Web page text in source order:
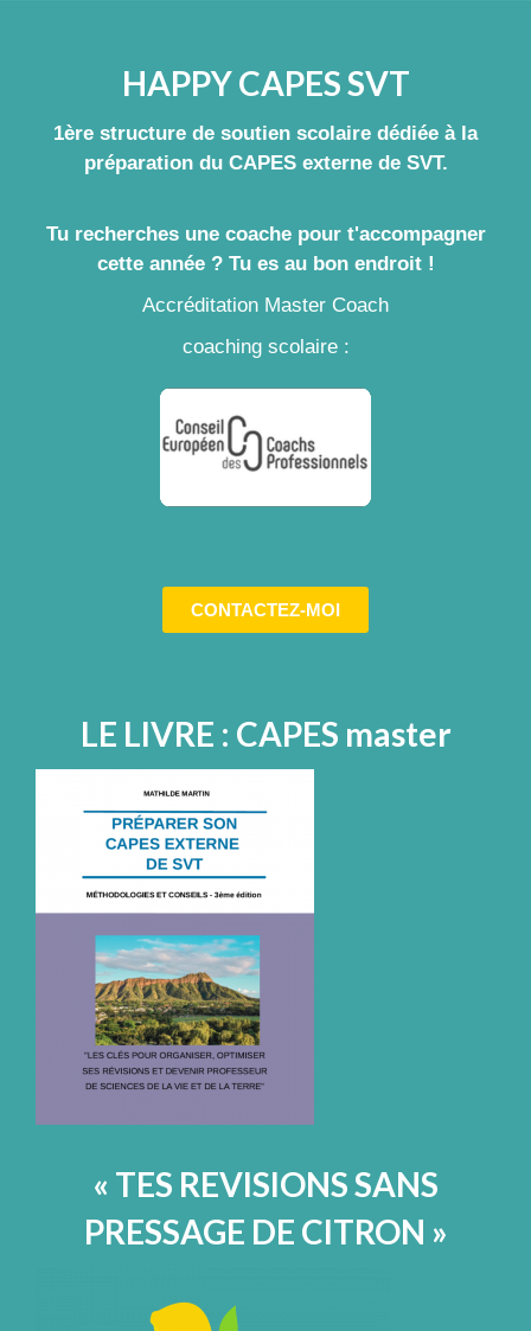
HAPPY CAPES SVT
1ère structure de soutien scolaire dédiée à la
préparation du CAPES externe de SVT.
Tu recherches une coache pour t'accompagner
cette année ? Tu es au bon endroit !
Accréditation Master Coach
coaching scolaire :
CONTACTEZ-MOI
LE LIVRE : CAPES master
« TES REVISIONS SANS
PRESSAGE DE CITRON »